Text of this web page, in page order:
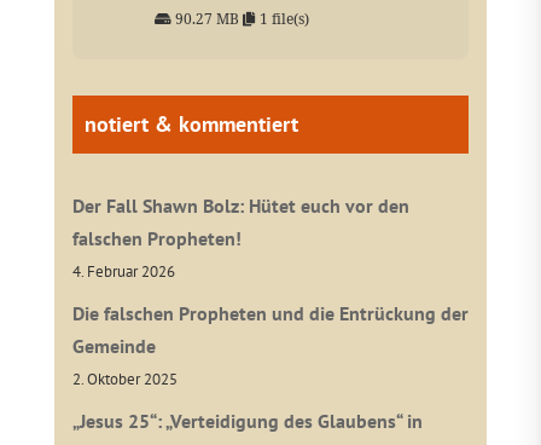
90.27 MB 1 file(s)
notiert & kommentiert
Der Fall Shawn Bolz: Hütet euch vor den
falschen Propheten!
4. Februar 2026
Die falschen Propheten und die Entrückung der
Gemeinde
2. Oktober 2025
„Jesus 25“: „Verteidigung des Glaubens“ in